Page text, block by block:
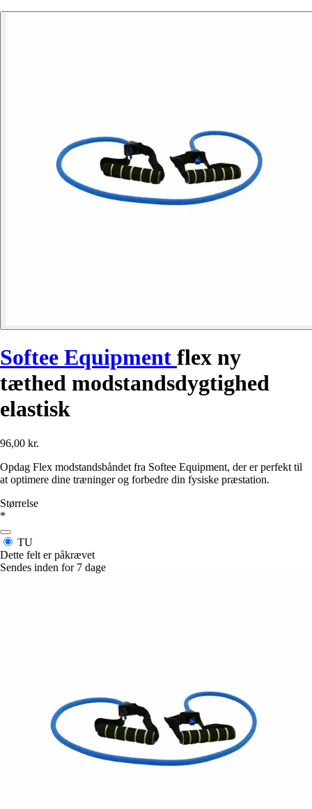
Softee Equipment flex ny
tæthed modstandsdygtighed
elastisk
96,00 kr.
Opdag Flex modstandsbåndet fra Softee Equipment, der er perfekt til
at optimere dine træninger og forbedre din fysiske præstation.
Størrelse
*
TU
Dette felt er påkrævet
Sendes inden for 7 dage